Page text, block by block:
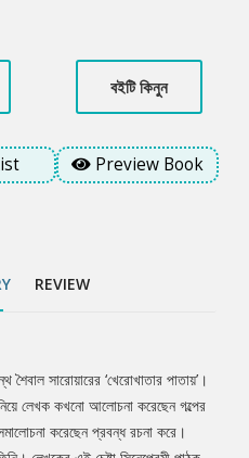
কখনো কবিতার মাধ্যমে। কখনো সমালোচনা
পাঠক হৃদয়কে তৃপ্তি দেবে।
বইটি কিনুন
Preview Book
REVIEW
শৈবাল সারোয়ারের ‘খেরোখাতার পাতায়’।
লেখক কখনো আলোচনা করেছেন গল্পের
করেছেন প্রবন্ধ রচনা করে।